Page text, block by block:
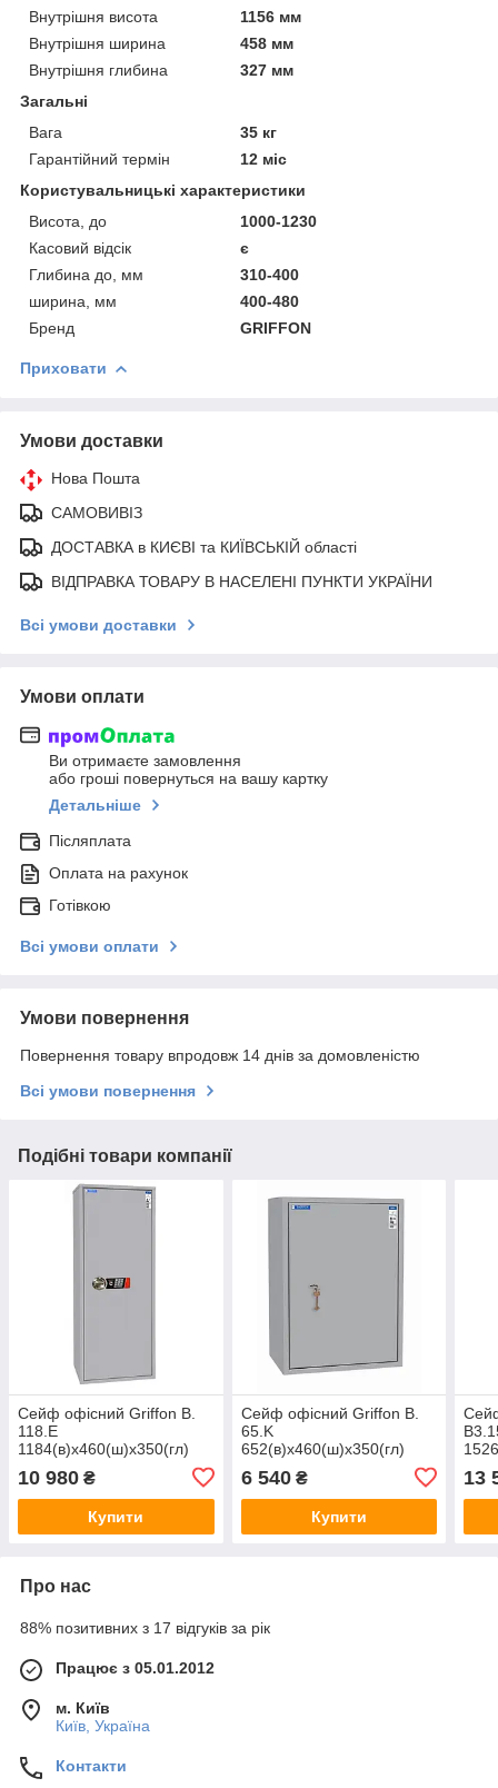
Внутрішня висота
1156 мм
Внутрішня ширина
458 мм
Внутрішня глибина
327 мм
Загальні
Вага
35 кг
Гарантійний термін
12 міс
Користувальницькі характеристики
Висота, до
1000-1230
Касовий відсік
є
Глибина до, мм
310-400
ширина, мм
400-480
Бренд
GRIFFON
Приховати
Умови доставки
Нова Пошта
САМОВИВІЗ
ДОСТАВКА в КИЄВІ та КИЇВСЬКІЙ області
ВІДПРАВКА ТОВАРУ В НАСЕЛЕНІ ПУНКТИ УКРАЇНИ
Всі умови доставки
Умови оплати
Ви отримаєте замовлення
або гроші повернуться на вашу картку
Детальніше
Післяплата
Оплата на рахунок
Готівкою
Всі умови оплати
Умови повернення
Повернення товару впродовж 14 днів за домовленістю
Всі умови повернення
Подібні товари компанії
Сейф офісний Griffon B.
118.E
1184(в)х460(ш)х350(гл)
10 980 ₴
Купити
Сейф офісний Griffon B.
65.K
652(в)х460(ш)х350(гл)
6 540₴
Купити
13
Про нас
88% позитивних з 17 відгуків за рік
Працює з 05.01.2012
м. Київ
Київ, Україна
Контакти